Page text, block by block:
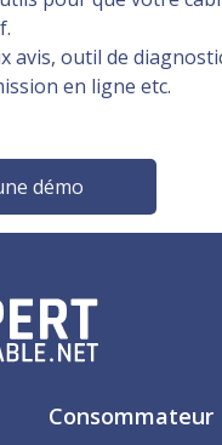
avis, outil de
en ligne etc.
démo
Consommateur